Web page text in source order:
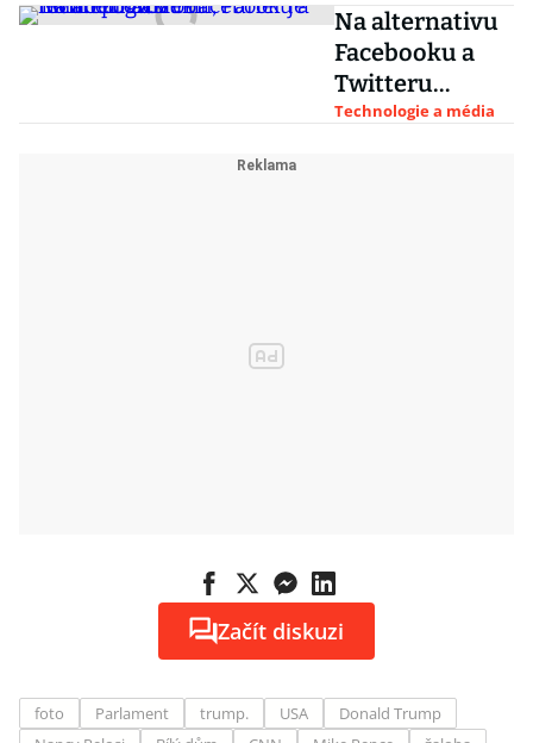
demokraté
Na alternativu
Facebooku a
Twitteru
zaklekli
Technologie a média
Začít diskuzi
foto Parlament trump. USA
Donald Trump